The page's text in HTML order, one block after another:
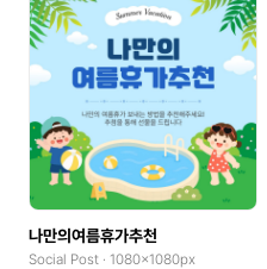
나만의여름휴가추천
Social Post · 1080x1080px
Banner(Square, x0.1)
Banner(Vertical, x0.1)
Invitation(Single-fold,
Invitation(Single-fold, Portrait)
Invitation(Bi-fold, Landscape)
Invitation(Bi-fold, Portrait)